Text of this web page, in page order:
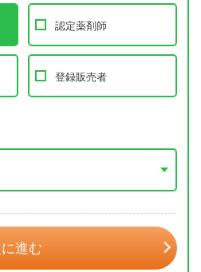
認定薬剤師
登録販売者
進む